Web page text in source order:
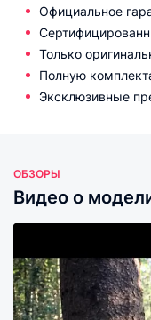
Официальное
Только
Полную
Эксклюзивные
ОБЗОРЫ
Видео о